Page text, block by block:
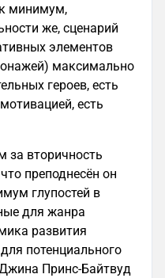
минимум,
же, сценарий
элементов
максимально
героев, есть
есть
за вторичность
преподнесён он
глупостей в
для жанра
развития
потенциального
Принс-Байтвуд